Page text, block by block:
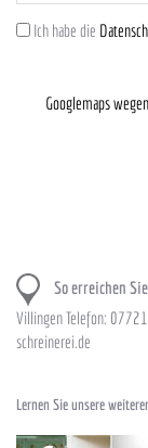
Ich habe die
Googlemaps
So erreichen
Villingen Telefon:
schreinerei.de
Lernen Sie unsere